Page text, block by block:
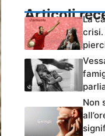
Articoli
La
crisi.
Non